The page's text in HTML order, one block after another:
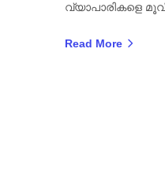
വ്യാപാരികളെ
Read More